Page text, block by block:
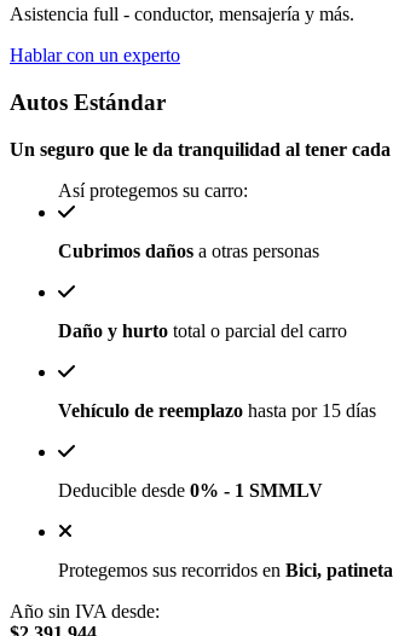
Asistencia full - conductor, mensajería y más.
Hablar con un experto
Autos Estándar
Un seguro que le da tranquilidad al tener
Así protegemos su carro:
Cubrimos daños a otras personas
Daño y hurto total o parcial del carro
Vehículo de reemplazo hasta por 15 días
Deducible desde 0% - 1 SMMLV
Protegemos sus recorridos en Bici,
Año sin IVA desde: